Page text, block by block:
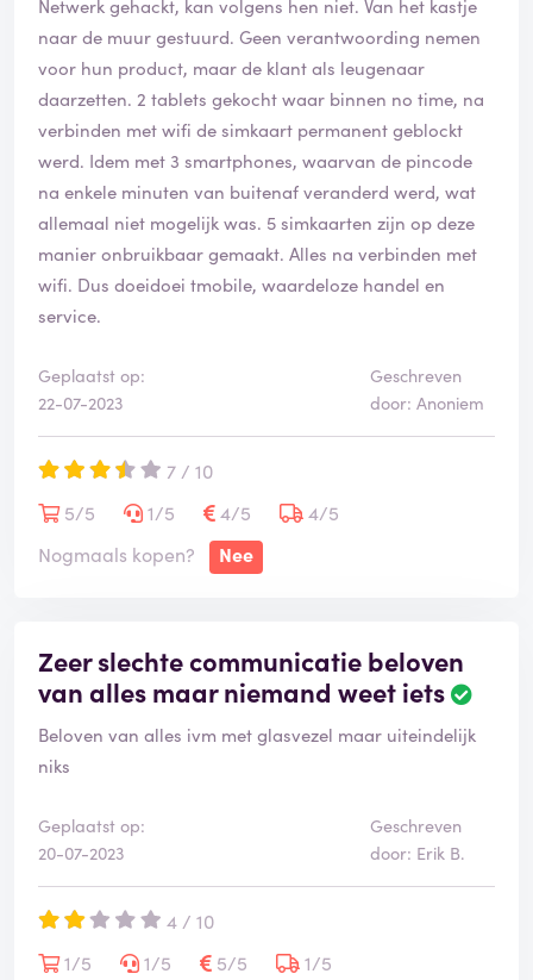
Netwerk gehackt, kan volgens hen niet. Van het kastje
naar de muur gestuurd. Geen verantwoording nemen
voor hun product, maar de klant als leugenaar
daarzetten. 2 tablets gekocht waar binnen no time, na
verbinden met wifi de simkaart permanent geblockt
werd. Idem met 3 smartphones, waarvan de pincode
na enkele minuten van buitenaf veranderd werd, wat
allemaal niet mogelijk was. 5 simkaarten zijn op deze
manier onbruikbaar gemaakt. Alles na verbinden met
wifi. Dus doeidoei tmobile, waardeloze handel en
service.
Geplaatst op:
22-07-2023
Geschreven
door: Anoniem
7 / 10
5/5
1/5 4/5
4/5
Nogmaals kopen?
Nee
Zeer slechte communicatie beloven
van alles maar niemand weet iets
Beloven van alles ivm met glasvezel maar uiteindelijk
niks
Geplaatst op:
20-07-2023
Geschreven
door: Erik B.
4 / 10
1/5
1/5 5/5
1/5